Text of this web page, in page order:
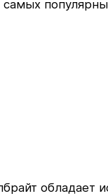
самых
обладает